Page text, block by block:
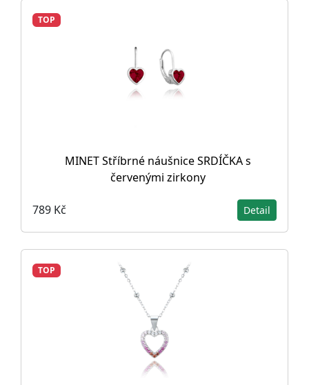
TOP
MINET Stříbrné náušnice SRDÍČKA s
červenými zirkony
789 Kč Detail
TOP